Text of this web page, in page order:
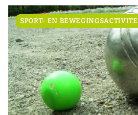
SPORT- EN